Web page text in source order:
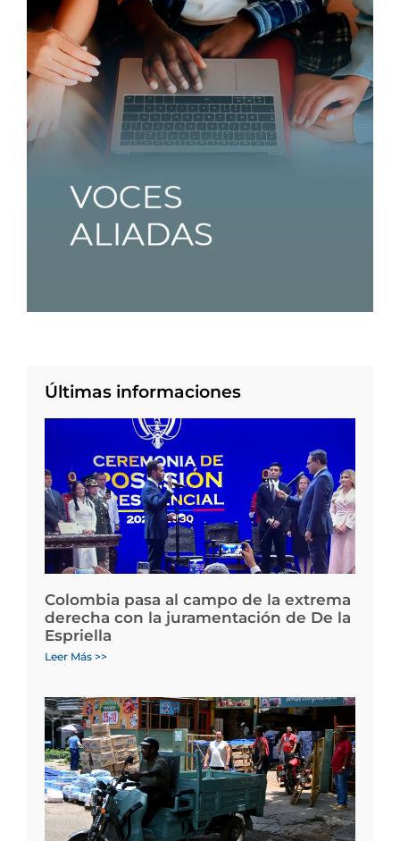
Últimas informaciones
Colombia pasa al campo de la extrema
derecha con la juramentación de De la
Espriella
Leer Más >>